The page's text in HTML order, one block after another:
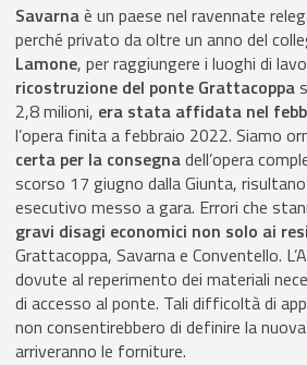
Savarnaè un paese nel ravennate
perché privato da oltre un anno del
Lamone, per raggiungere i luoghi di
ricostruzione del ponte Grattacoppa
2,8 milioni, era stata affidata nel
l’opera finita a febbraio 2022. Siamo
certa per la consegnadell’opera
scorso 17 giugno dalla Giunta,
esecutivo messo a gara. Errori che
gravi disagi economici non solo ai
Grattacoppa, Savarna e Conventello.
dovute al reperimento dei materiali
di accesso al ponte. Tali difficoltà di
non consentirebbero di definire la
arriveranno le forniture.